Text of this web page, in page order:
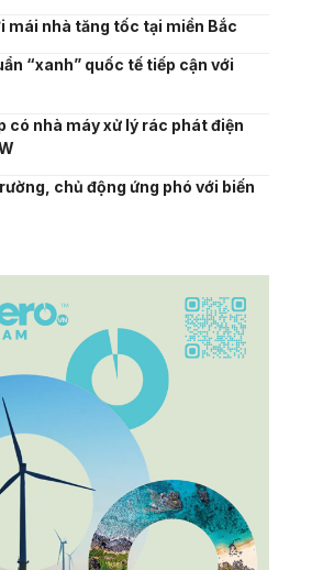
mái nhà tăng tốc tại miền Bắc
“xanh” quốc tế tiếp cận với
có nhà máy xử lý rác phát điện
chủ động ứng phó với biến